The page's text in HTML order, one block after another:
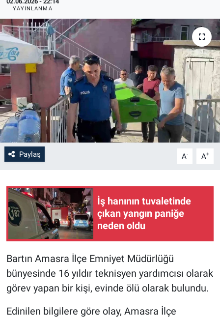
YAYINLANMA
Paylaş A- A+
İş hanının tuvaletinde
çıkan yangın paniğe
neden oldu
Bartın Amasra İlçe Emniyet Müdürlüğü
bünyesinde 16 yıldır teknisyen yardımcısı olarak
görev yapan bir kişi, evinde ölü olarak bulundu.
Edinilen bilgilere göre olay, Amasra İlçe